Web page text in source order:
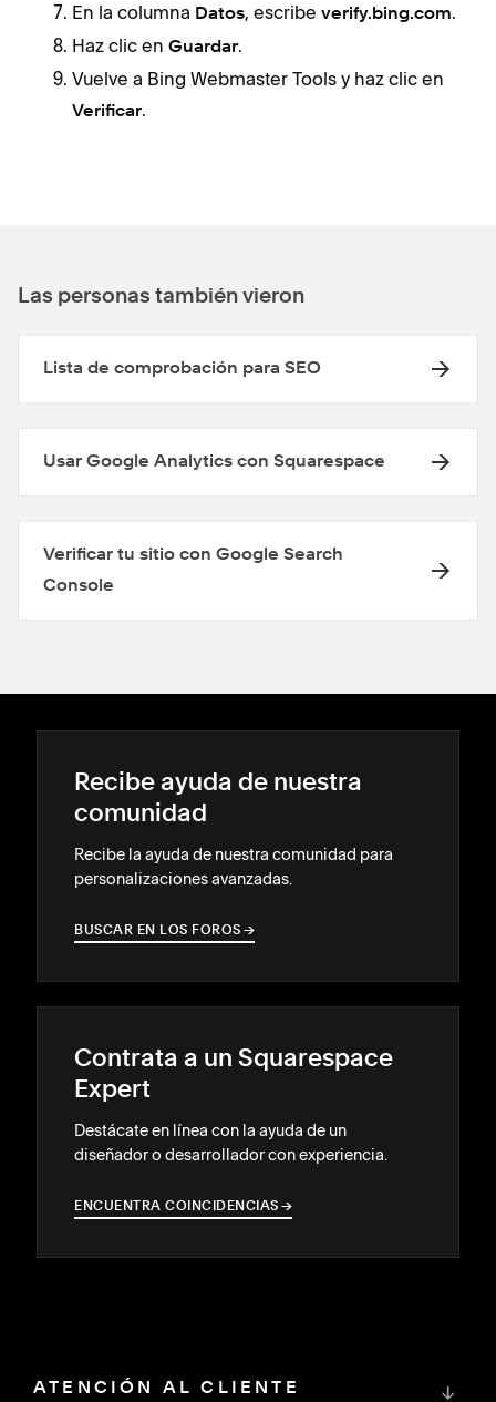
En la columna Datos, escribe verify.bing.com.
Haz clic en Guardar.
Vuelve a Bing Webmaster Tools y haz clic en
Verificar.
Las personas también vieron
Lista de comprobación para SEO
Usar Google Analytics con Squarespace
Verificar tu sitio con Google Search
Console
Recibe ayuda de nuestra
comunidad
Recibe la ayuda de nuestra comunidad para
personalizaciones avanzadas.
BUSCAR EN LOS FOROS →
→
Contrata a un Squarespace
Expert
Destácate en línea con la ayuda de un
diseñador o desarrollador con experiencia.
ENCUENTRA COINCIDENCIAS →
→
ATENCIÓN AL CLIENTE ↓